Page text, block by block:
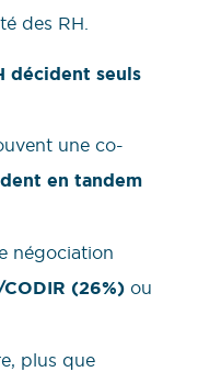
des RH.
décident seuls
une co-
en tandem
négociation
(26%) ou
plus que